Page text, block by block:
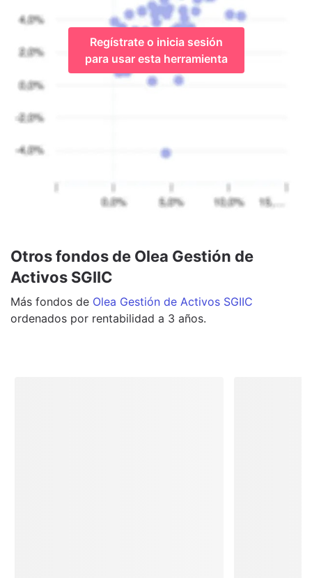
Regístrate o inicia sesión
para usar esta herramienta
Otros fondos de Olea Gestión de
Activos SGIIC
Más fondos de Olea Gestión de Activos SGIIC
ordenados por rentabilidad a 3 años.